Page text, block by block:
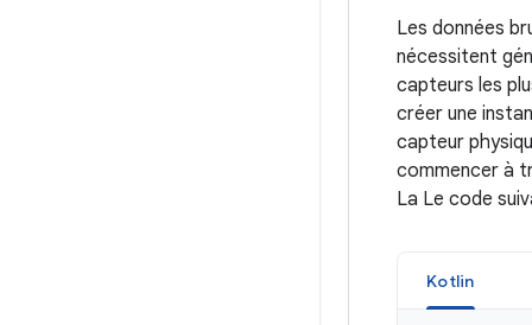
Les données
nécessitent
capteurs les
créer une
capteur
commencer à
La Le code
Kotlin